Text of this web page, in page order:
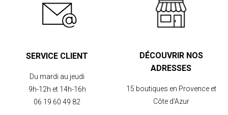
SERVICE CLIENT
Du mardi au jeudi
9h-12h et 14h-16h
06 19 60 49 82
DÉCOUVRIR NOS
ADRESSES
15 boutiques en Provence et
Côte d'Azur